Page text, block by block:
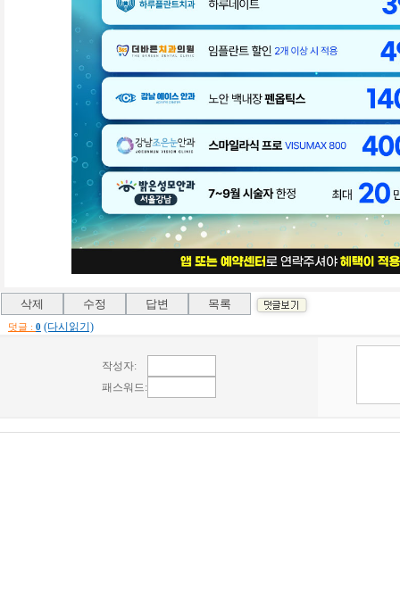
덧글 : 0 (다시읽기)